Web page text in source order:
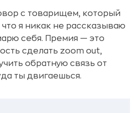
с товарищем, который
я никак не рассказываю
себя. Премия — это
сделать zoom out,
обратную связь от
ты двигаешься.